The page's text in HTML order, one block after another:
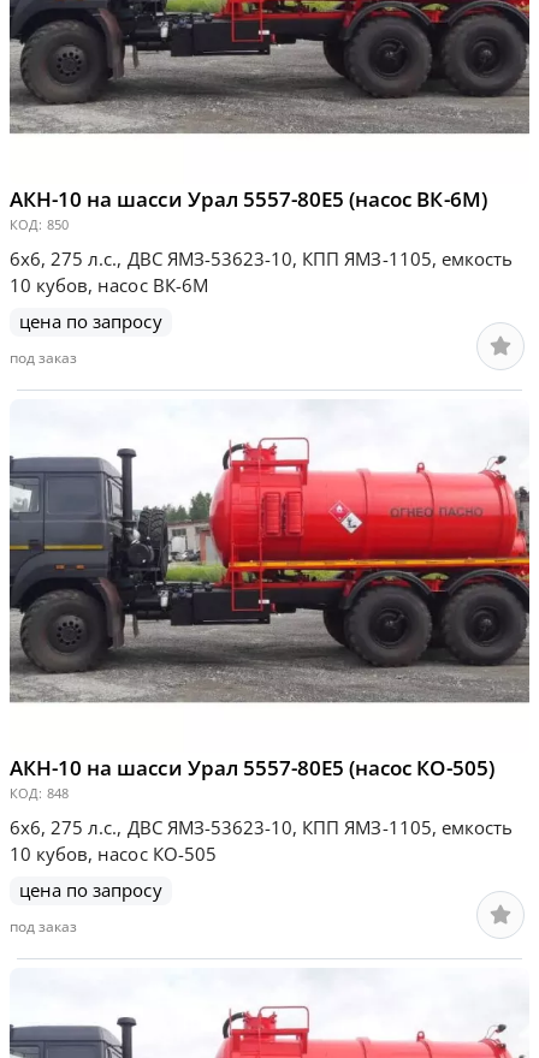
АКН-10 на шасси Урал 5557-80Е5 (насос ВК-6М)
КОД: 850
6х6, 275 л.с., ДВС ЯМЗ-53623-10, КПП ЯМЗ-1105, емкость
10 кубов, насос ВК-6М
цена по запросу
под заказ
АКН-10 на шасси Урал 5557-80Е5 (насос КО-505)
КОД: 848
6х6, 275 л.с., ДВС ЯМЗ-53623-10, КПП ЯМЗ-1105, емкость
10 кубов, насос КО-505
цена по запросу
под заказ